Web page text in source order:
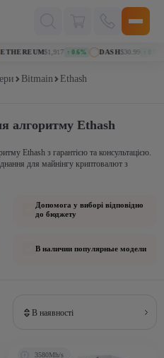
$1,917 ↑ 0.6% DASH$30.99 ↑ 0.9%
Bitmain Ethash
алгоритму Ethash
Ethash з гарантією та консультацією.
для майнінгу криптовалют з
Допомога у виборі відповідно
до бюджету
В наличии популярные модели
В наявності
3580Mh/s